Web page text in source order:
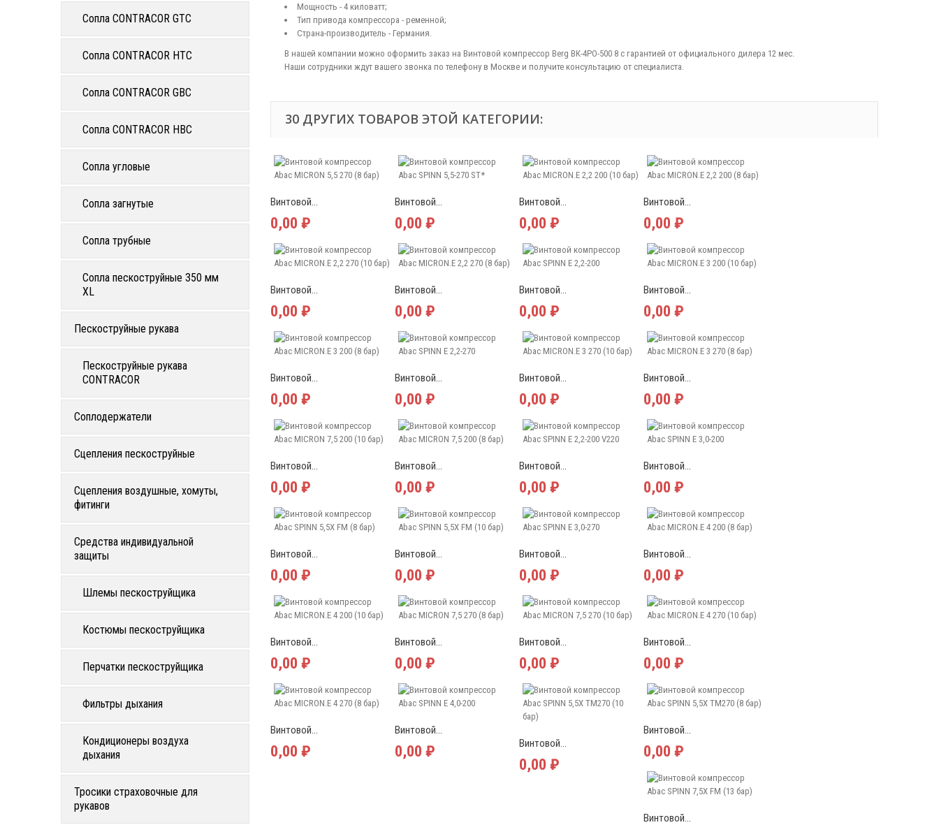
Сопла CONTRACOR GTC
Сопла CONTRACOR HTC
Сопла CONTRACOR GBC
Сопла CONTRACOR HBC
Сопла угловые
Сопла загнутые
Сопла трубные
Сопла пескоструйные 350 мм
XL
Пескоструйные рукава
Пескоструйные рукава
CONTRACOR
Соплодержатели
Сцепления пескоструйные
Сцепления воздушные, хомуты,
фитинги
Средства индивидуальной
защиты
Шлемы пескоструйщика
Костюмы пескоструйщика
Перчатки пескоструйщика
Фильтры дыхания
Кондиционеры воздуха
дыхания
Тросики страховочные для
рукавов
Мощность - 4 киловатт;
Тип привода компрессора - ременной;
Страна-производитель - Германия.
В нашей компании можно оформить заказ на Винтовой компрессор Berg ВК-4РО-500 8 с гарантией от официального дилера 12 мес.
Наши сотрудники ждут вашего звонка по телефону в Москве и получите консультацию от специалиста.
30 ДРУГИХ ТОВАРОВ ЭТОЙ КАТЕГОРИИ:
Винтовой...
0,00 ₽
Винтовой...
0,00 ₽
Винтовой...
0,00 ₽
Винтовой...
0,00 ₽
Винтовой...
0,00 ₽
Винтовой...
0,00 ₽
Винтовой...
0,00 ₽
Винтовой...
0,00 ₽
Винтовой...
0,00 ₽
Винтовой...
0,00 ₽
Винтовой...
0,00 ₽
Винтовой...
0,00 ₽
Винтовой...
0,00 ₽
Винтовой...
0,00 ₽
Винтовой...
0,00 ₽
Винтовой...
0,00 ₽
Винтовой...
0,00 ₽
Винтовой...
0,00 ₽
Винтовой...
0,00 ₽
Винтовой...
0,00 ₽
Винтовой...
0,00 ₽
Винтовой...
0,00 ₽
Винтовой...
0,00 ₽
Винтовой...
0,00 ₽
Винтовой...
0,00 ₽
Винтовой...
0,00 ₽ Винтовой...
0,00 ₽
Винтовой...
0,00 ₽
Винтовой...